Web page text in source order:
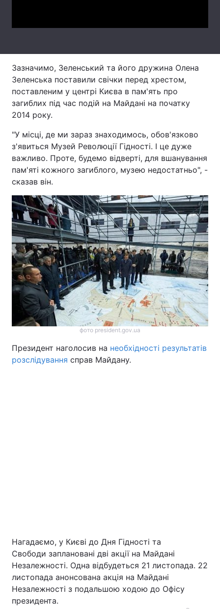
Послуги
Тема оформлення
Зазначимо, Зеленський та його дружина Олена
Зеленська поставили свічки перед хрестом,
поставленим у центрі Києва в пам'ять про
загиблих під час подій на Майдані на початку
2014 року.
"У місці, де ми зараз знаходимось, обов'язково
з'явиться Музей Революції Гідності. І це дуже
важливо. Проте, будемо відверті, для вшанування
пам'яті кожного загиблого, музею недостатньо", -
сказав він.
фото president.gov.ua
Президент наголосив на необхідності результатів
розслідування справ Майдану.
Нагадаємо, у Києві до Дня Гідності та
Свободи заплановані дві акції на Майдані
Незалежності. Одна відбудеться 21 листопада. 22
листопада анонсована акція на Майдані
Незалежності з подальшою ходою до Офісу
президента.